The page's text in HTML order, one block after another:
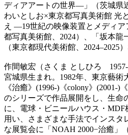
ディアアートの世界―」（茨城県
わいとしお×東京都写真美術館 光
え ―19世紀の映像装置とメディ
都写真美術館、2024）、「坂本龍
（東京都現代美術館、2024–2025）
作間敏宏（さくま としひろ 1957-
宮城県生まれ。1982年、東京藝術
《治癒》(1996-)《colony》(2001-)
のシリーズで作品展開をし、生命
に、電球・ビニールハウス・
用い、さまざまな手法でインスタ
な展覧会に「NOAH 2000−治癒」